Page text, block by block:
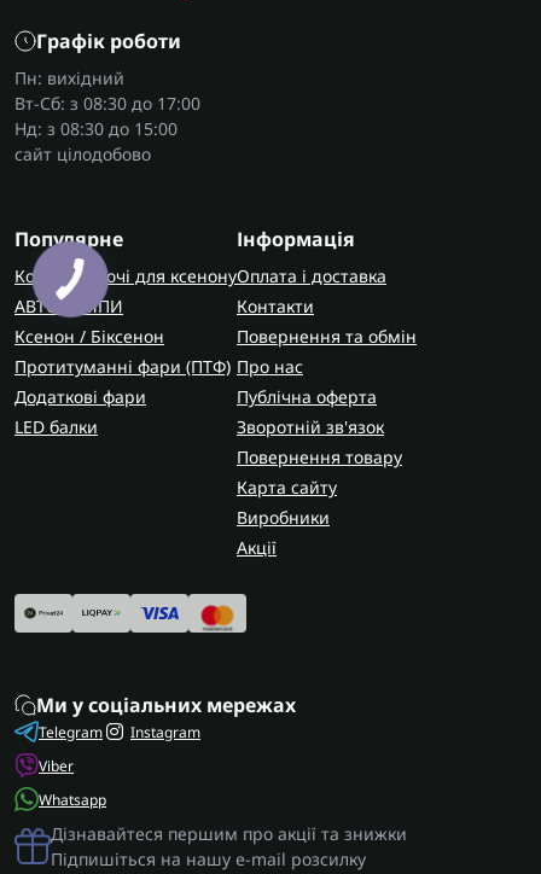
Графік роботи
Пн: вихідний
Вт-Сб: з 08:30 до 17:00
Нд: з 08:30 до 15:00
сайт цілодобово
Популярне
Комплектуючі для ксенону
АВТОЛАМПИ
Ксенон / Біксенон
Протитуманні фари (ПТФ)
Додаткові фари
LED балки
Інформація
Оплата і доставка
Контакти
Повернення та обмін
Про нас
Публічна оферта
Зворотній зв'язок
Повернення товару
Карта сайту
Виробники
Акції
Ми у соціальних мережах
Telegram
Viber
Whatsapp
Instagram
Дізнавайтеся першим про акції та знижки
Підпишіться на нашу e-mail розсилку